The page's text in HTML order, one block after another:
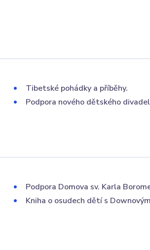
Tibetské pohádky a příběhy.
Podpora nového dětského
Podpora Domova sv. Karla
Kniha o osudech dětí s